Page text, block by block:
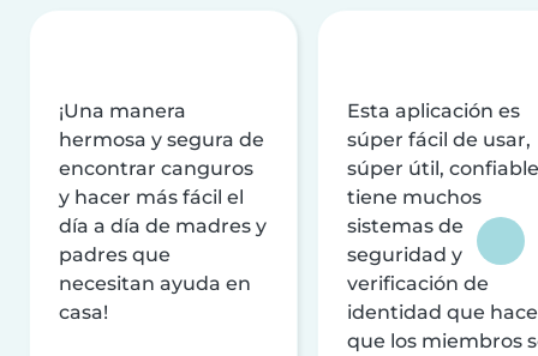
¡Una manera
hermosa y segura de
encontrar canguros
y hacer más fácil el
día a día de madres y
padres que
necesitan ayuda en
casa!
Esta aplicación es
súper fácil de usar,
súper útil,
tiene muchos
sistemas de
seguridad y
verificación de
identidad que
que los miembros